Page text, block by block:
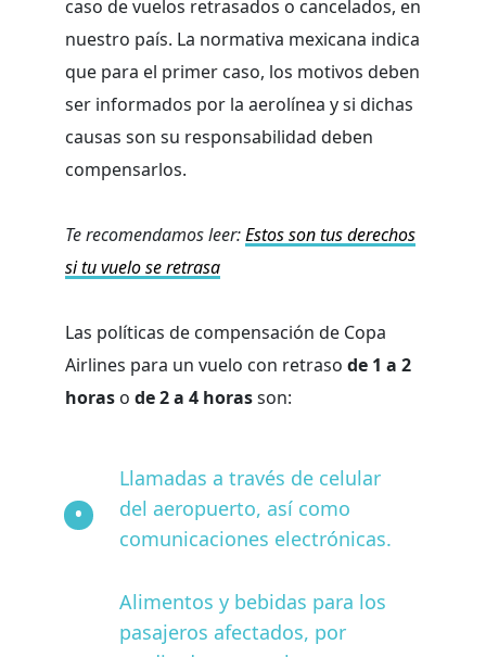
caso de vuelos retrasados o cancelados, en
nuestro país. La normativa mexicana indica
que para el primer caso, los motivos deben
ser informados por la aerolínea y si dichas
causas son su responsabilidad deben
compensarlos.
Te recomendamos leer:Estos son tus derechos
si tu vuelo se retrasa
Las políticas de compensación de Copa
Airlines para un vuelo con retraso de 1 a 2
horas o de 2 a 4 horasson:
Llamadas a través de celular
del aeropuerto, así como
comunicaciones electrónicas.
Alimentos y bebidas para los
pasajeros afectados, por